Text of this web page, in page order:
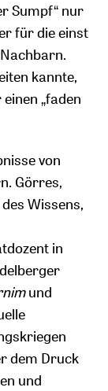
Sumpf“ nur
für die einst
kannte,
„faden
von
Görres,
Wissens,
in
und
dem Druck
und